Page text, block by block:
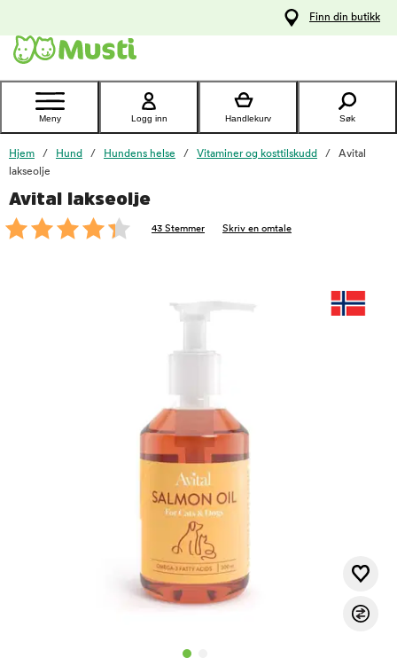
Kontakt
kundeservice
Finn din butikk
Meny Logg inn Handlekurv Søk
Hjem Hund Hundens helse Vitaminer og kosttilskudd
Avital
lakseolje
Avital lakseolje
43 Stemmer Skriv en omtale
foo